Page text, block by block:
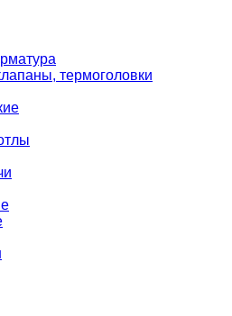
термоголовки